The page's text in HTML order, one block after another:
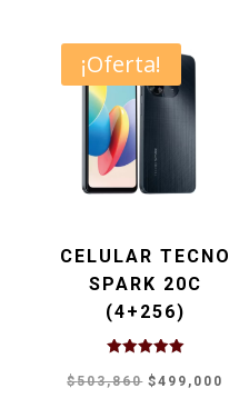
¡Oferta!
CELULAR TECNO
SPARK 20C
(4+256)
con
$503,860 El
$499,000